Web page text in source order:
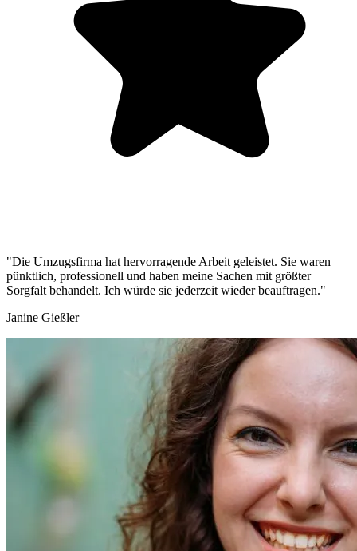
"Die Umzugsfirma hat hervorragende Arbeit geleistet. Sie waren
pünktlich, professionell und haben meine Sachen mit größter
Sorgfalt behandelt. Ich würde sie jederzeit wieder beauftragen."
Janine Gießler